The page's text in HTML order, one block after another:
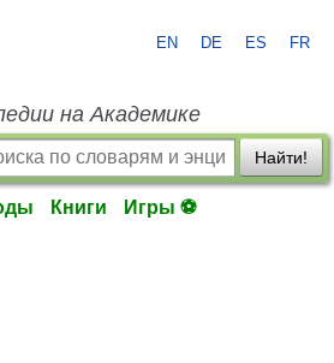
EN DE ES FR
на Академике
Найти!
Книги Игры ⚽